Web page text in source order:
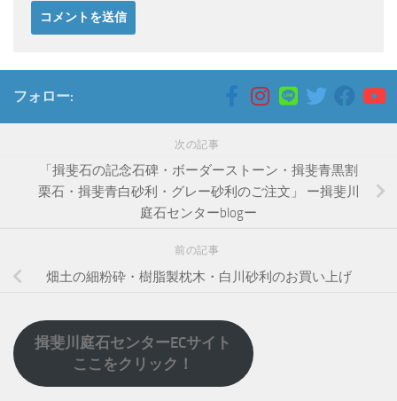
フォロー:
次の記事
「揖斐石の記念石碑・ボーダーストーン・揖斐青黒割
栗石・揖斐青白砂利・グレー砂利のご注文」 ー揖斐川
庭石センターblogー
前の記事
畑土の細粉砕・樹脂製枕木・白川砂利のお買い上げ
揖斐川庭石センターECサイト
ここをクリック！